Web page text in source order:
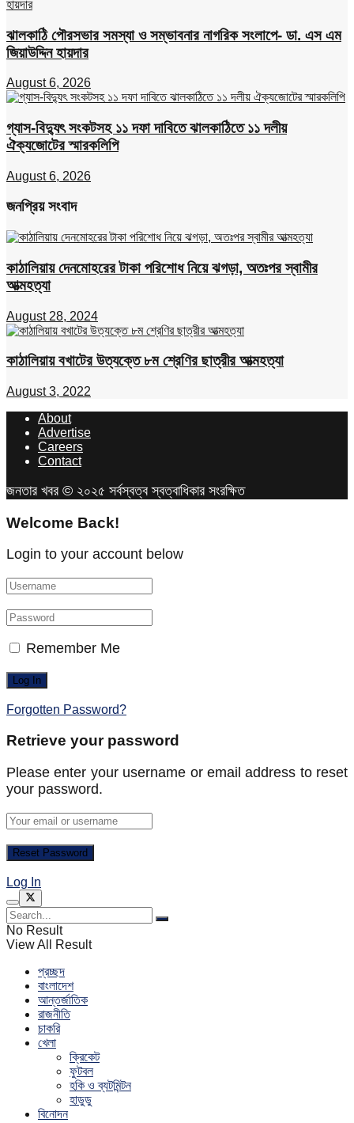
ঝালকাঠি পৌরসভার সমস্যা ও সম্ভাবনার নাগরিক সংলাপে- ডা. এস এম
জিয়াউদ্দিন হায়দার
August 6, 2026
গ্যাস-বিদ্যুৎ সংকটসহ ১১ দফা দাবিতে ঝালকাঠিতে ১১ দলীয়
ঐক্যজোটের স্মারকলিপি
August 6, 2026
জনপ্রিয় সংবাদ
কাঠালিয়ায় দেনমোহরের টাকা পরিশোধ নিয়ে ঝগড়া, অতঃপর স্বামীর
আত্মহত্যা
August 28, 2024
কাঠালিয়ায় বখাটের উত্যক্তে ৮ম শ্রেণির ছাত্রীর আত্মহত্যা
August 3, 2022
About
Advertise
Careers
Contact
জনতার খবর © ২০২৫ সর্বস্বত্ব স্বত্বাধিকার সংরক্ষিত
Welcome Back!
Login to your account below
Remember Me
Forgotten Password?
Retrieve your password
Please enter your username or email address to reset
your password.
Log In
No Result
View All Result
প্রচ্ছদ
বাংলাদেশ
আন্তর্জাতিক
রাজনীতি
চাকরি
খেলা
ক্রিকেট
ফুটবল
হকি ও ব্যটমিন্টন
হাডুডু
বিনোদন